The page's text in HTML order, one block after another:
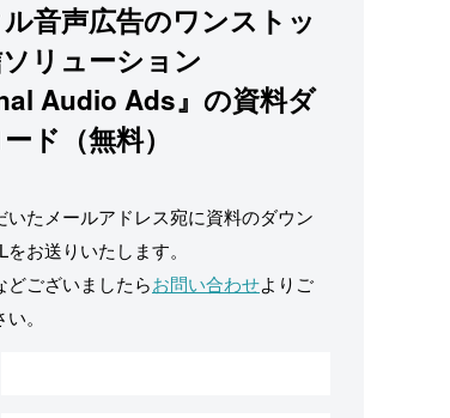
音声広告のワンストッ
リューション
Audio Ads』の資料ダ
ド（無料）
いたメールアドレス宛に資料のダウン
をお送りいたします。
どございましたらお問い合わせよりご
。